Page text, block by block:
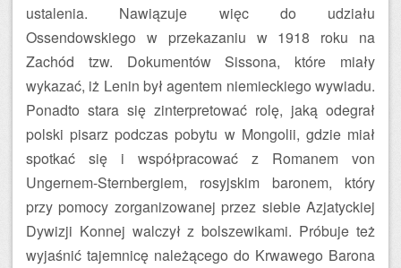
ustalenia. Nawiązuje więc do udziału
Ossendowskiego w przekazaniu w 1918 roku na
Zachód tzw. Dokumentów Sissona, które miały
wykazać, iż Lenin był agentem niemieckiego wywiadu.
Ponadto stara się zinterpretować rolę, jaką odegrał
polski pisarz podczas pobytu w Mongolii, gdzie miał
spotkać się i współpracować z Romanem von
Ungernem-Sternbergiem, rosyjskim baronem, który
przy pomocy zorganizowanej przez siebie Azjatyckiej
Dywizji Konnej walczył z bolszewikami. Próbuje też
wyjaśnić tajemnicę należącego do Krwawego Barona